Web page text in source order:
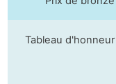
Tableau d'honneur